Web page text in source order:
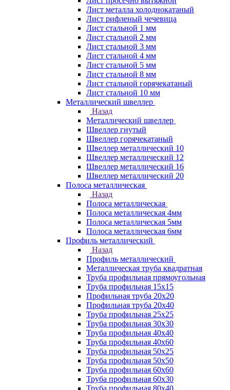
Лист металла холоднокатаный
Лист рифленый чечевица
Лист стальной 1 мм
Лист стальной 2 мм
Лист стальной 3 мм
Лист стальной 4 мм
Лист стальной 5 мм
Лист стальной 8 мм
Лист стальной горячекатаный
Лист стальной 10 мм
Металлический швеллер
Назад
Металлический швеллер
Швеллер гнутый
Швеллер горячекатаный
Швеллер металлический 10
Швеллер металлический 12
Швеллер металлический 16
Швеллер металлический 20
Полоса металлическая
Назад
Полоса металлическая
Полоса металлическая 4мм
Полоса металлическая 5мм
Полоса металлическая 6мм
Профиль металлический
Назад
Профиль металлический
Металлическая труба квадратная
Труба профильная прямоугольная
Труба профильная 15х15
Профильная труба 20х20
Профильная труба 20х40
Труба профильная 25х25
Труба профильная 30x30
Труба профильная 40х40
Труба профильная 40х60
Труба профильная 50х25
Труба профильная 50х50
Труба профильная 60x60
Труба профильная 60х30
Труба профильная 80х40